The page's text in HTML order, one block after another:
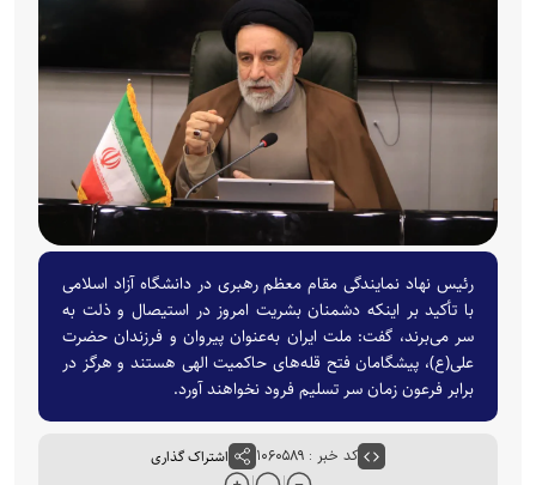
رئیس نهاد نمایندگی مقام معظم رهبری در دانشگاه آزاد اسلامی
با تأکید بر اینکه دشمنان بشریت امروز در استیصال و ذلت به
سر می‌برند، گفت: ملت ایران به‌عنوان پیروان و فرزندان حضرت
علی(ع)، پیشگامان فتح قله‌های حاکمیت الهی هستند و هرگز در
برابر فرعون زمان سر تسلیم فرود نخواهند آورد.
کد خبر : ۱۰۶۰۵۸۹ اشتراک گذاری